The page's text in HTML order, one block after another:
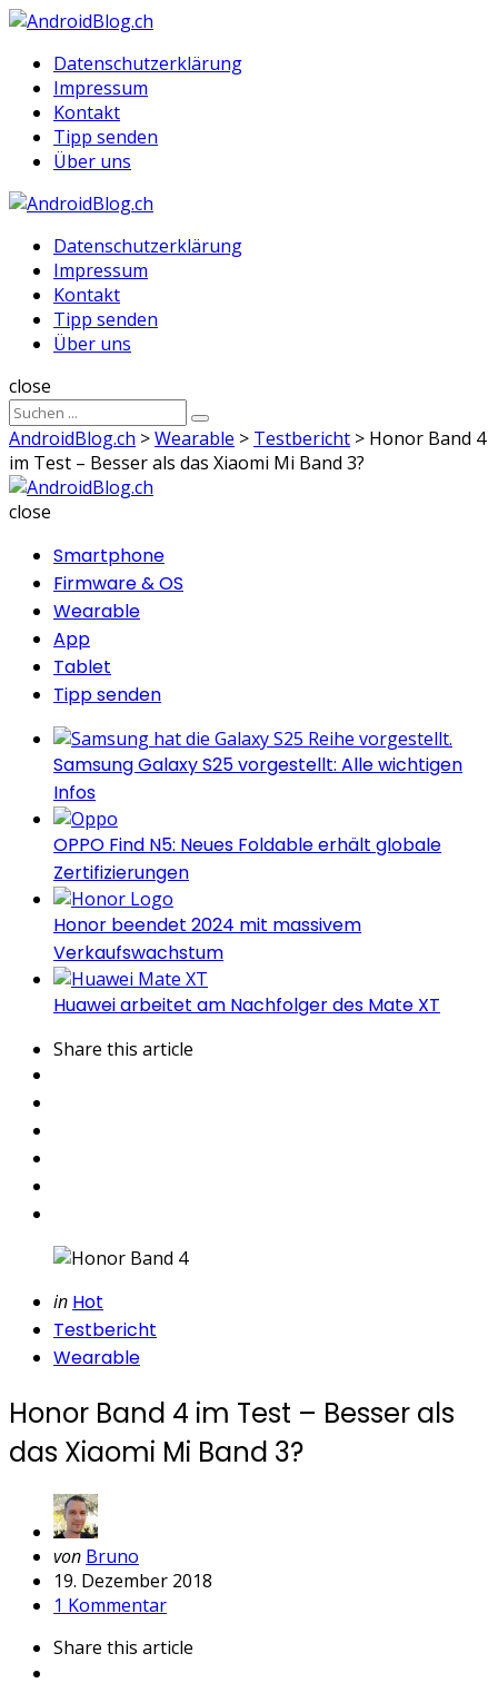
Menu
MenuDatenschutzerklärung
Impressum
Kontakt
Tipp senden
Über uns
Datenschutzerklärung
Impressum
Kontakt
Tipp senden
Über uns
Suche
close
Sucheergebnisse
für
Suche
AndroidBlog.ch >Wearable > Testbericht > Honor Band 4
im Test – Besser als das Xiaomi Mi Band 3?
close
Smartphone
Firmware & OS
Wearable
App
Tablet
Tipp senden
Samsung Galaxy S25 vorgestellt: Alle wichtigen
Infos
OPPO Find N5: Neues Foldable erhält globale
Zertifizierungen
Honor beendet 2024 mit massivem
Verkaufswachstum
Huawei arbeitet am Nachfolger des Mate XT
Share this article
Categories
Posted
in
in Hot
Testbericht
Wearable
Honor Band 4 im Test – Besser als
das Xiaomi Mi Band 3?
Geschrieben
von
von Bruno
19. Dezember 2018
1 Kommentar
Share this article